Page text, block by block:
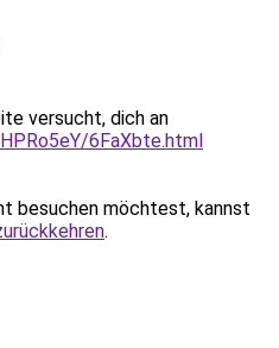
versucht, dich an
6FaXbte.html
besuchen möchtest, kannst
.